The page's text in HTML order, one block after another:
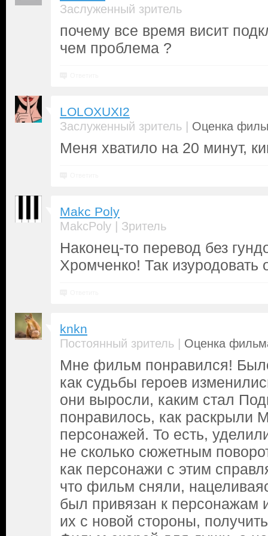
Заслуженный зритель
почему все время висит
чем проблема ?
LOLOXUXI2
Заслуженный зритель | Оценка
Меня хватило на 20 минут,
Makc Poly
MakcPoly | Зритель
Наконец-то перевод без
Хромченко! Так
knkn
Постоянный зритель | Оценка
Мне фильм понравился!
как судьбы героев
они выросли, каким стал
понравилось, как раскрыли
персонажей. То есть,
не сколько сюжетным
как персонажи с этим
что фильм сняли,
был привязан к персонажам
их с новой стороны,